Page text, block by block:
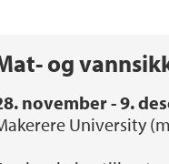
og
november - 9.
University